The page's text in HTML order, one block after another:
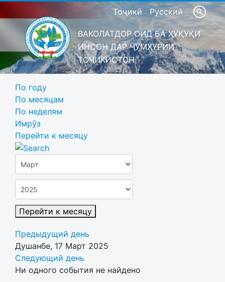
Тоҷикӣ Русский
ВАКОЛАТДОР ОИД БА ҲУҚУҚИ
ИНСОН ДАР ҶУМҲУРИИ
ТОҶИКИСТОН
По году
По месяцам
По неделям
Имрӯз
Перейти к месяцу
Перейти к месяцу
Предыдущий день
Душанбе, 17 Март 2025
Следующий день
Ни одного события не найдено